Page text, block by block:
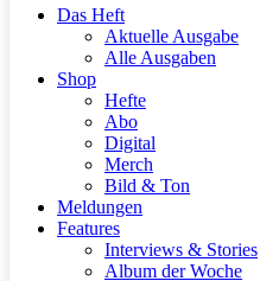
Das Heft
Aktuelle Ausgabe
Alle Ausgaben
Shop
Hefte
Abo
Digital
Merch
Bild & Ton
Meldungen
Features
Interviews & Stories
Album der Woche